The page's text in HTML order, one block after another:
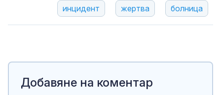
инцидент жертва болница
Добавяне на коментар